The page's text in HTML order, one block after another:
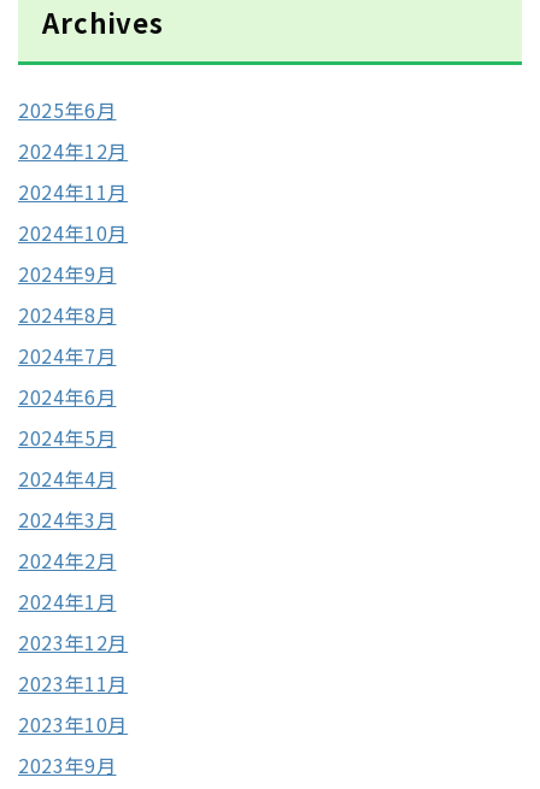
Archives
2025年6月
2024年12月
2024年11月
2024年10月
2024年9月
2024年8月
2024年7月
2024年6月
2024年5月
2024年4月
2024年3月
2024年2月
2024年1月
2023年12月
2023年11月
2023年10月
2023年9月